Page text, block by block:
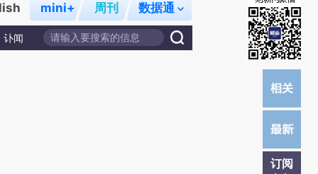
mini+ 周刊 数据通
讣闻
订阅